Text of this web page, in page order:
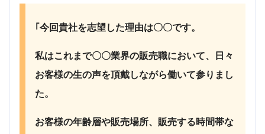
｢今回貴社を志望した理由は〇〇です。
私はこれまで〇〇業界の販売職において、日々
お客様の生の声を頂戴しながら働いて参りまし
た。
お客様の年齢層や販売場所、販売する時間帯な